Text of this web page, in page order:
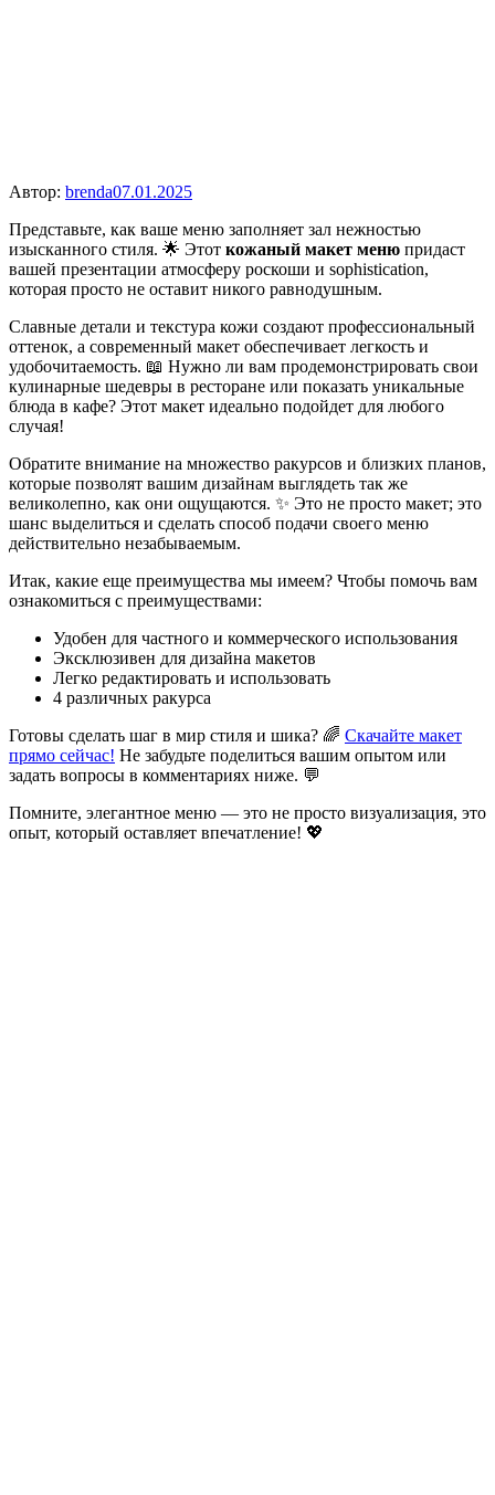
Автор: brenda07.01.2025
Представьте, как ваше меню заполняет зал нежностью
изысканного стиля. 🌟 Этот кожаный макет меню придаст
вашей презентации атмосферу роскоши и sophistication,
которая просто не оставит никого равнодушным.
Славные детали и текстура кожи создают профессиональный
оттенок, а современный макет обеспечивает легкость и
удобочитаемость. 📖 Нужно ли вам продемонстрировать свои
кулинарные шедевры в ресторане или показать уникальные
блюда в кафе? Этот макет идеально подойдет для любого
случая!
Обратите внимание на множество ракурсов и близких планов,
которые позволят вашим дизайнам выглядеть так же
великолепно, как они ощущаются. ✨ Это не просто макет; это
шанс выделиться и сделать способ подачи своего меню
действительно незабываемым.
Итак, какие еще преимущества мы имеем? Чтобы помочь вам
ознакомиться с преимуществами:
Удобен для частного и коммерческого использования
Эксклюзивен для дизайна макетов
Легко редактировать и использовать
4 различных ракурса
Готовы сделать шаг в мир стиля и шика? 🌈 Скачайте макет
прямо сейчас! Не забудьте поделиться вашим опытом или
задать вопросы в комментариях ниже. 💬
Помните, элегантное меню — это не просто визуализация, это
опыт, который оставляет впечатление! 💖